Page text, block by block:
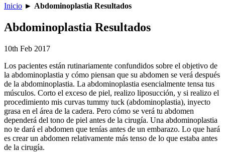
Inicio ► Abdominoplastia Resultados
Abdominoplastia Resultados
10th Feb 2017
Los pacientes están rutinariamente confundidos sobre el objetivo de
la abdominoplastia y cómo piensan que su abdomen se verá después
de la abdominoplastia. La abdominoplastia esencialmente tensa tus
músculos. Corto el exceso de piel, realizo liposucción, y si realizo el
procedimiento mis curvas tummy tuck (abdominoplastia), inyecto
grasa en el área de la cadera. Pero cómo se verá tu abdomen
dependerá del tono de piel antes de la cirugía. Una abdominoplastia
no te dará el abdomen que tenías antes de un embarazo. Lo que hará
es crear un abdomen relativamente más tenso de lo que estaba antes
de la cirugía.